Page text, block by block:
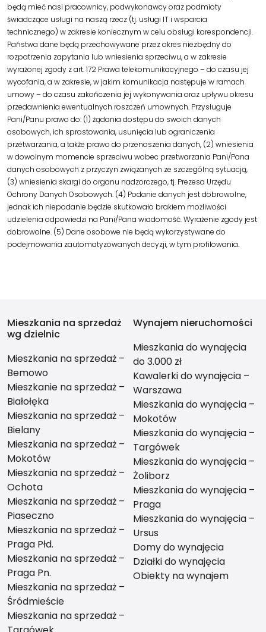
będą mieć nasi pracownicy, podwykonawcy oraz podmioty
świadczące usługi na naszą rzecz (tj. usługi IT i wsparcia
technicznego) w zakresie koniecznym w celu obsługi korespondencji.
Państwa dane będą przechowywane przez okres niezbędny do
rozpatrzenia zapytania lub wniesienia sprzeciwu, a w zakresie
wyrażonej zgody z art. 172 Prawa telekomunikacyjnego – do czasu jej
wycofania, a w zakresie, w jakim komunikacja następuje w ramach
umowy – do czasu zakończenia jej wykonywania oraz upływu okresu
przedawnienia ewentualnych roszczeń umownych. Przysługuje
Pani/Panu prawo do: (1) żądania dostępu do swoich danych
osobowych, ich sprostowania, usunięcia lub ograniczenia
przetwarzania, a także prawo do przenoszenia danych, (2) wniesienia
w dowolnym momencie sprzeciwu wobec przetwarzania Pani/Pana
danych osobowych z przyczyn związanych ze szczególną sytuacją,
(3) wniesienia skargi do organu nadzorczego, tj. Prezesa Urzędu
Ochrony Danych Osobowych. (4) Podanie danych jest dobrowolne,
jednak ich niepodanie będzie skutkowało brakiem możliwości
udzielenia odpowiedzi na Pani/Pana wiadomość. Wyrażenie zgody jest
dobrowolne. (5) Dane osobowe nie będą wykorzystywane do
podejmowania zautomatyzowanych decyzji, w tym profilowania.
Mieszkania na sprzedaż
wg dzielnic
Mieszkania na sprzedaż –
Bemowo
Mieszkanie na sprzedaż –
Białołęka
Mieszkania na sprzedaż –
Bielany
Mieszkania na sprzedaż –
Mokotów
Mieszkania na sprzedaż –
Ochota
Mieszkania na sprzedaż –
Piaseczno
Mieszkania na sprzedaż –
Praga Płd.
Mieszkania na sprzedaż –
Praga Pn.
Mieszkania na sprzedaż –
Śródmieście
Mieszkania na sprzedaż –
Wynajem nieruchomości
Mieszkania do wynajęcia
do 3.000 zł
Kawalerki do wynajęcia –
Warszawa
Mieszkania do wynajęcia –
Mokotów
Mieszkania do wynajęcia –
Targówek
Mieszkania do wynajęcia –
Żoliborz
Mieszkania do wynajęcia –
Praga
Mieszkania do wynajęcia –
Ursus
Domy do wynajęcia
Działki do wynajęcia
Obiekty na wynajem